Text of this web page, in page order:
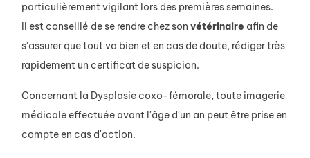
particulièrement vigilant lors des premières semaines.
Il est conseillé de se rendre chez son vétérinaire afin de
s'assurer que tout va bien et en cas de doute, rédiger très
rapidement un certificat de suspicion.
Concernant la Dysplasie coxo-fémorale, toute imagerie
médicale effectuée avant l'âge d'un an peut être prise en
compte en cas d'action.